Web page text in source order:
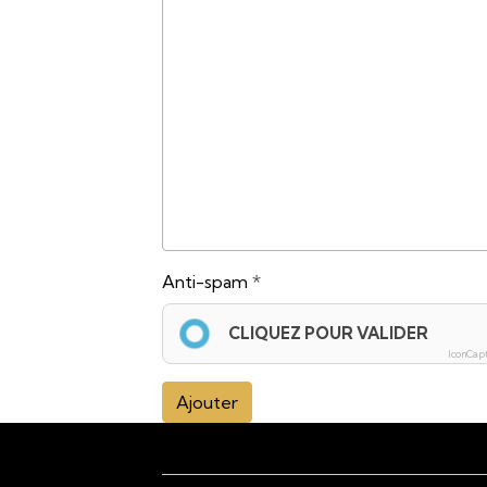
Anti-spam
CLIQUEZ POUR VALIDER
Ajouter